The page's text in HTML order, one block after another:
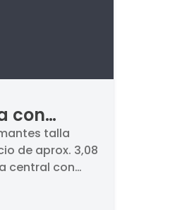
con
de
talla
de aprox. 3,08
central con
en garra.